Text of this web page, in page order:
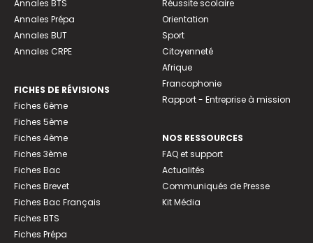
Annales BTS
Annales Prépa
Annales BUT
Annales CRPE
FICHES DE RÉVISIONS
Fiches 6ème
Fiches 5ème
Fiches 4ème
Fiches 3ème
Fiches Bac
Fiches Brevet
Fiches Bac Français
Fiches BTS
Fiches Prépa
Réussite scolaire
Orientation
Sport
Citoyenneté
Afrique
Francophonie
Rapport - Entreprise à mission
NOS RESSOURCES
FAQ et support
Actualités
Communiqués de Presse
Kit Média